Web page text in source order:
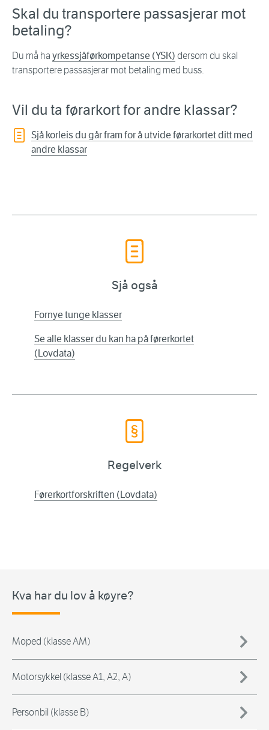
Skal du transportere passasjerar mot
betaling?
Du må ha yrkessjåførkompetanse (YSK) dersom du skal
transportere passasjerar mot betaling med buss.
Vil du ta førarkort for andre klassar?
Sjå korleis du går fram for å utvide førarkortet ditt med
andre klassar
Sjå også
Fornye tunge klasser
Se alle klasser du kan ha på førerkortet
(Lovdata)
Regelverk
Førerkortforskriften (Lovdata)
Kva har du lov å køyre?
Moped (klasse AM)
Motorsykkel (klasse A1, A2, A)
Personbil (klasse B)